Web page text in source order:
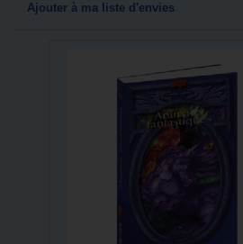
Ajouter à ma liste d'envies